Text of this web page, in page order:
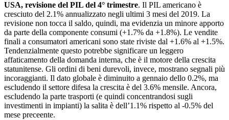
USA, revisione del PIL del 4° trimestre. Il PIL americano è
cresciuto del 2.1% annualizzato negli ultimi 3 mesi del 2019. La
revisione non tocca il saldo, quindi, ma evidenzia un minore apporto
da parte della componente consumi (+1.7% da +1.8%). Le vendite
finali a consumatori americani sono state riviste dal +1.6% al +1.5%.
Tendenzialmente questo potrebbe significare un leggero
affaticamento della domanda interna, che è il motore della crescita
statunitense. Gli ordini di beni durevoli, invece, mostrano segnali più
incoraggianti. Il dato globale è diminuito a gennaio dello 0.2%, ma
escludendo il settore difesa la crescita è del 3.6% mensile. Ancora,
escludendo la parte trasporti (e quindi concentrandosi sugli
investimenti in impianti) la salita è dell’1.1% rispetto al -0.5% del
mese preceente.